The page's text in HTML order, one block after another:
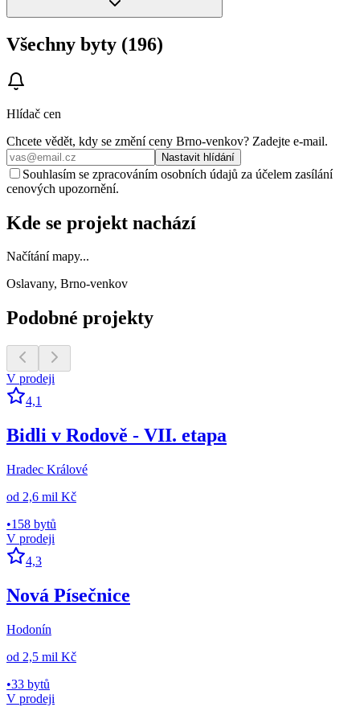
Všechny byty (196)
Hlídač cen
Chcete vědět, kdy se změní ceny Brno-venkov? Zadejte e‑mail.
Nastavit hlídání
Souhlasím se zpracováním osobních údajů za účelem zasílání
cenových upozornění.
Kde se projekt nachází
Načítání mapy...
Oslavany, Brno-venkov
Podobné projekty
V prodeji
4,1
Bidli v Rodově - VII. etapa
Hradec Králové
od 2,6 mil Kč
•158 bytů
V prodeji
4,3
Nová Písečnice
Hodonín
od 2,5 mil Kč
•33 bytů
V prodeji